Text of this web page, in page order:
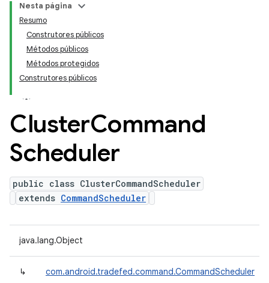
Nesta página
Resumo
Construtores públicos
Métodos públicos
Métodos protegidos
Construtores públicos
ClusterCommand
Scheduler
public class ClusterCommandScheduler
extends CommandScheduler
java.lang.Object
↳ com.android.tradefed.command.CommandScheduler